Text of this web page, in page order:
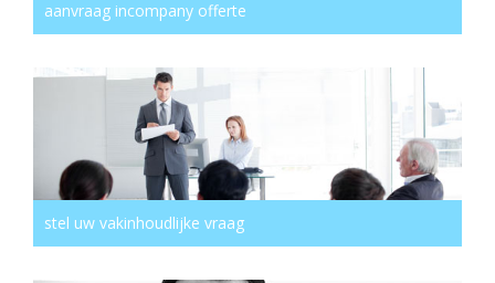
aanvraag incompany offerte
stel uw vakinhoudlijke vraag